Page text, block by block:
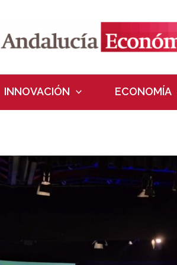
INNOVACIÓN ECONOMÍA